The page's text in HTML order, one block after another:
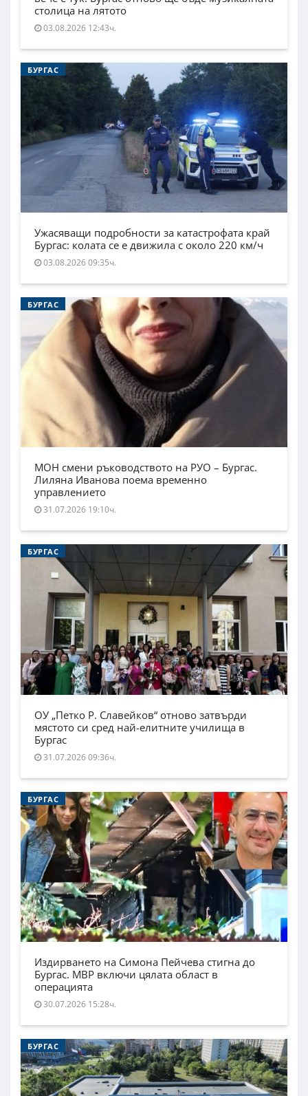
столица на лятото
03.08.2026 12:43ч.
БУРГАС
Ужасяващи подробности за катастрофата край
Бургас: колата се е движила с около 220 км/ч
03.08.2026 09:35ч.
БУРГАС
МОН смени ръководството на РУО – Бургас.
Лиляна Иванова поема временно
управлението
31.07.2026 19:10ч.
БУРГАС
ОУ „Петко Р. Славейков“ отново затвърди
мястото си сред най-елитните училища в
Бургас
31.07.2026 09:36ч.
БУРГАС
Издирването на Симона Пейчева стигна до
Бургас. МВР включи цялата област в
операцията
30.07.2026 15:28ч.
БУРГАС